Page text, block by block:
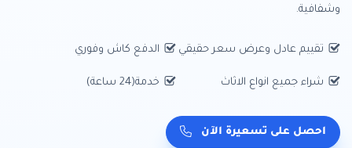
وشفافية.
تقييم عادل وعرض سعر حقيقي الدفع كاش وفوري
شراء جميع انواع الاثاث خدمة(24 ساعة)
احصل على تسعيرة الآن